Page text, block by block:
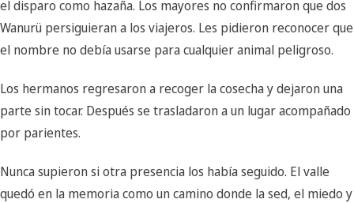
el disparo como hazaña. Los mayores no confirmaron que dos
Wanurü persiguieran a los viajeros. Les pidieron reconocer que
el nombre no debía usarse para cualquier animal peligroso.
Los hermanos regresaron a recoger la cosecha y dejaron una
parte sin tocar. Después se trasladaron a un lugar acompañado
por parientes.
Nunca supieron si otra presencia los había seguido. El valle
quedó en la memoria como un camino donde la sed, el miedo y